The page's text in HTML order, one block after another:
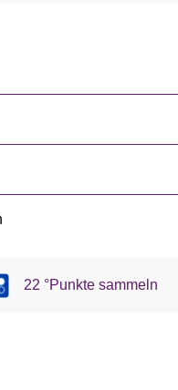
22 °Punkte sammeln